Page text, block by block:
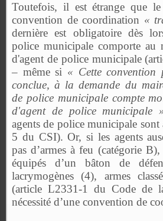
Toutefois, il est étrange que
convention de coordination «
dernière est obligatoire dès
police municipale comporte au
d'agent de police municipale
– même si « Cette convention
conclue, à la demande du
de police municipale compte
d'agent de police municipale
agents de police municipale
5 du CSI). Or, si les agents
pas d’armes à feu (catégorie
équipés d’un bâton de
lacrymogènes (4), armes
(article L2331-1 du Code de
nécessité d’une convention de